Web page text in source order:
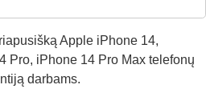
Apple iPhone 14,
Pro, iPhone 14 Pro Max telefonų
darbams.